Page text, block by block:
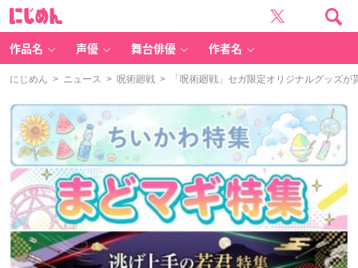
作品名 声優 舞台俳優 作者名
にじめん > ニュース > 呪術廻戦 > 「呪術廻戦」セガ限定オリジナルグッズが